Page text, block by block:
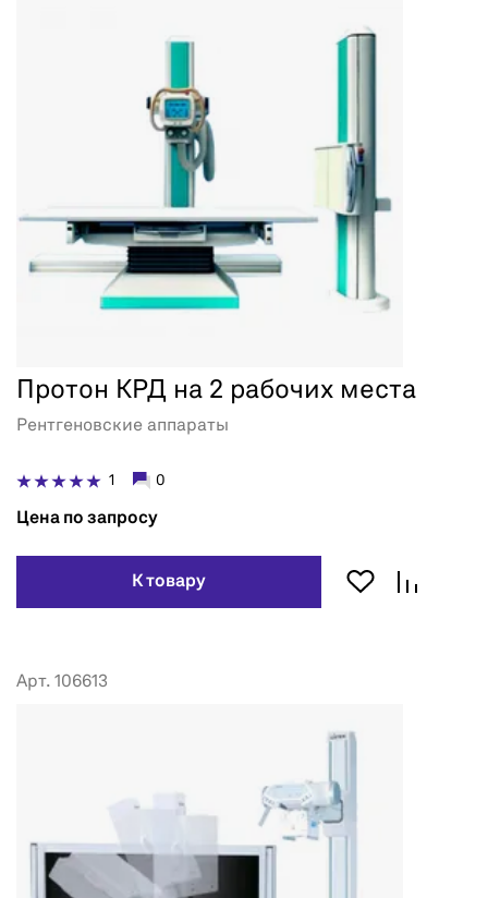
Протон КРД на 2 рабочих места
Рентгеновские аппараты
1 0
Цена по запросу
К товару
Арт. 106613